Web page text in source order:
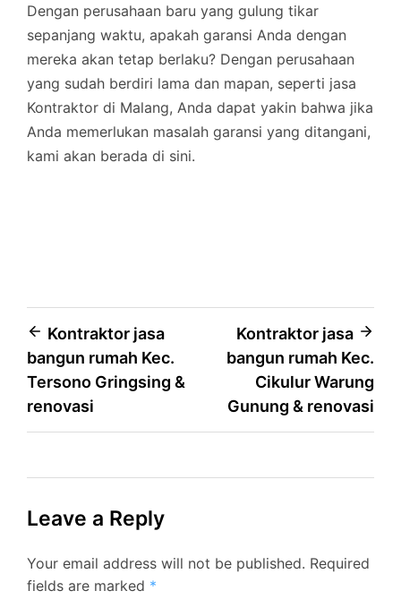
Dengan perusahaan baru yang gulung tikar
sepanjang waktu, apakah garansi Anda dengan
mereka akan tetap berlaku? Dengan perusahaan
yang sudah berdiri lama dan mapan, seperti jasa
Kontraktor di Malang, Anda dapat yakin bahwa jika
Anda memerlukan masalah garansi yang ditangani,
kami akan berada di sini.
Post
navigation
Kontraktor jasa
bangun rumah Kec.
Tersono Gringsing &
renovasi
Kontraktor jasa
bangun rumah Kec.
Cikulur Warung
Gunung & renovasi
Leave a Reply
Your email address will not be published. Required
fields are marked *